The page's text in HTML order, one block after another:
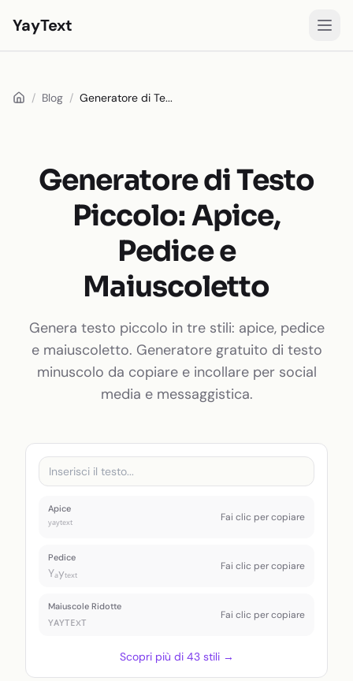
YayText
Gioca🚀
Font per Facebook
Font per Twitter/X
Testo corsivo
Testo estetico
Testo piccolo
Toggle theme
/ Blog / Generatore di Te...
Generatore di Testo
Piccolo: Apice,
Pedice e
Maiuscoletto
Genera testo piccolo in tre stili: apice, pedice
e maiuscoletto. Generatore gratuito di testo
minuscolo da copiare e incollare per social
media e messaggistica.
Apice
ʸᵃʸᵗᵉˣᵗ Fai clic per copiare
Pedice
Yₐyₜₑₓₜ Fai clic per copiare
Maiuscole Ridotte
ʏᴀʏᴛᴇxᴛ Fai clic per copiare
Scopri più di 43 stili →